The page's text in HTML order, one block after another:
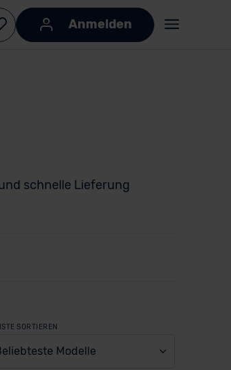
Anmelden
schnelle Lieferung
SORTIEREN
Modelle